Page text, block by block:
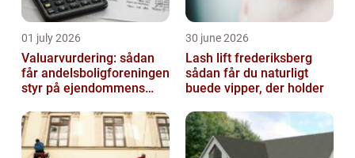
01 july 2026
Valuarvurdering: sådan
får andelsboligforeningen
styr på ejendommens
30 june 2026
Lash lift frederiksberg
sådan får du naturligt
buede vipper, der holder